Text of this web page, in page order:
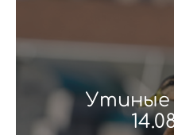
Утиные